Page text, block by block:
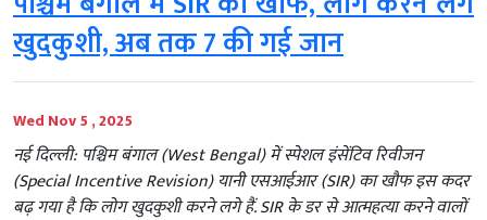
खुदकुशी, अब तक 7 की गई जान
Wed Nov 5 , 2025
नई दिल्ली: पश्चिम बंगाल (West Bengal) में स्पेशल इंसेंटिव रिवीजन
(Special Incentive Revision) यानी एसआईआर (SIR) का खौफ इस कदर
बढ़ गया है कि लोग खुदकुशी करने लगे हैं. SIR के डर से आत्महत्या करने वालों